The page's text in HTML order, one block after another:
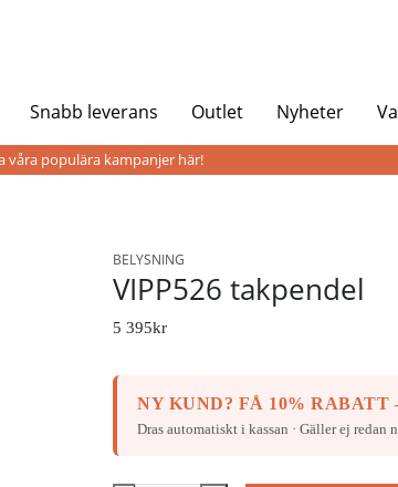
Snabb leverans Outlet Nyheter
våra populära kampanjer här!
BELYSNING
VIPP526 takpendel
5 395kr
NY KUND? FÅ 10% RABATT
Dras automatiskt i kassan · Gäller ej redan